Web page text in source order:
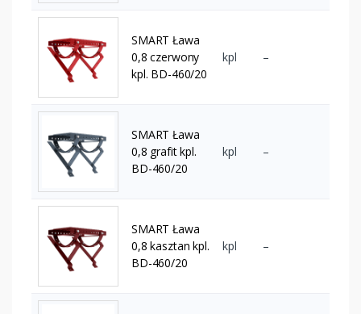
SMART Ława
0,8 czerwony
kpl. BD-460/20
kpl –
SMART Ława
0,8 grafit kpl.
BD-460/20
kpl –
SMART Ława
0,8 kasztan kpl.
BD-460/20
kpl –